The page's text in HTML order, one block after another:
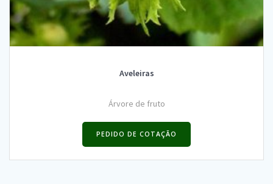
Aveleiras
Árvore de fruto
PEDIDO DE COTAÇÃO